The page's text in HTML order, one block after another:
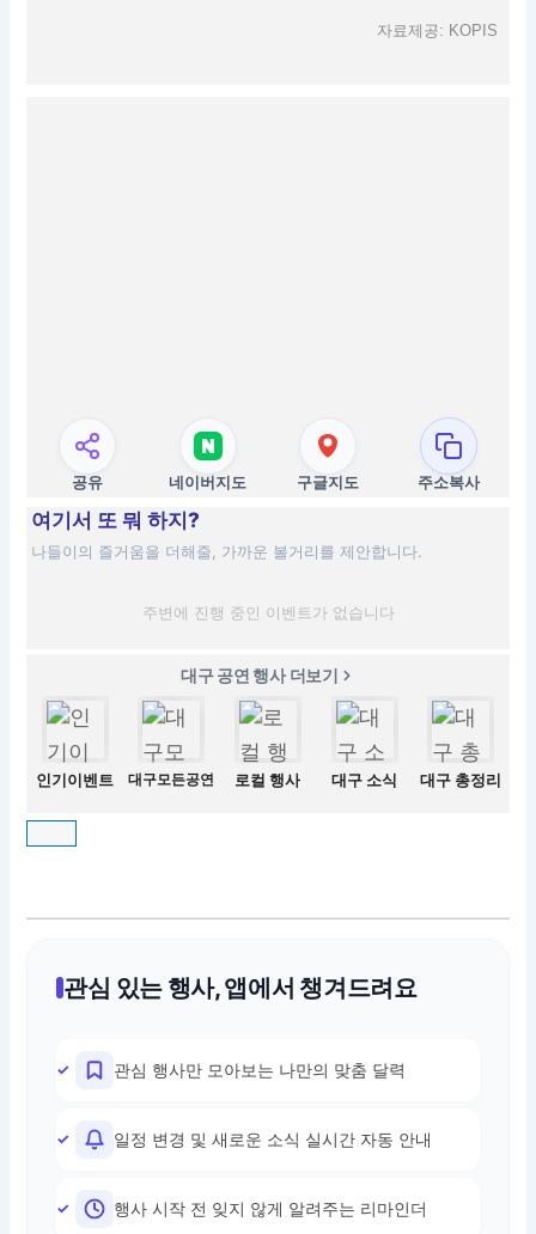
자료제공: KOPIS
공유 네이버지도 구글지도 주소복사
여기서 또 뭐 하지?
나들이의 즐거움을 더해줄, 가까운 볼거리를 제안합니다.
주변에 진행 중인 이벤트가 없습니다
대구 공연 행사 더보기
인기이벤트 대구모든공연 로컬 행사 대구 소식 대구 총정리
관심 있는 행사, 앱에서 챙겨드려요
관심 행사만 모아보는 나만의 맞춤 달력
일정 변경 및 새로운 소식 실시간 자동 안내
행사 시작 전 잊지 않게 알려주는 리마인더